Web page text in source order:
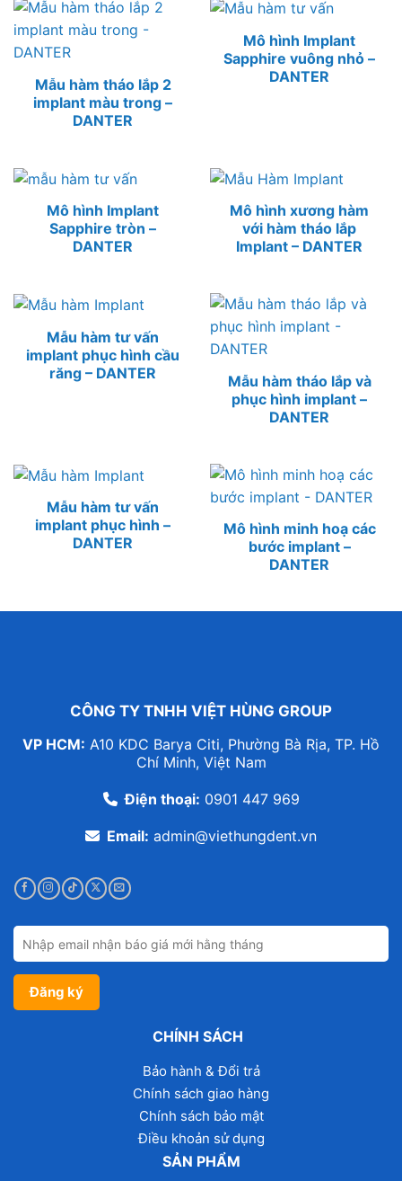
Mẫu hàm tháo lắp 2
implant màu trong –
DANTER
Mô hình Implant
Sapphire vuông nhỏ –
DANTER
Mô hình Implant
Sapphire tròn –
DANTER
Mô hình xương hàm
với hàm tháo lắp
Implant – DANTER
Mẫu hàm tư vấn
implant phục hình cầu
răng – DANTER
Mẫu hàm tháo lắp và
phục hình implant –
DANTER
Mẫu hàm tư vấn
implant phục hình –
DANTER
Mô hình minh hoạ các
bước implant –
DANTER
CÔNG TY TNHH VIỆT HÙNG GROUP
VP HCM: A10 KDC Barya Citi, Phường Bà Rịa, TP. Hồ
Chí Minh, Việt Nam
Điện thoại: 0901 447 969
Email: admin@viethungdent.vn
CHÍNH SÁCH
Bảo hành & Đổi trả
Chính sách giao hàng
Chính sách bảo mật
Điều khoản sử dụng
SẢN PHẨM